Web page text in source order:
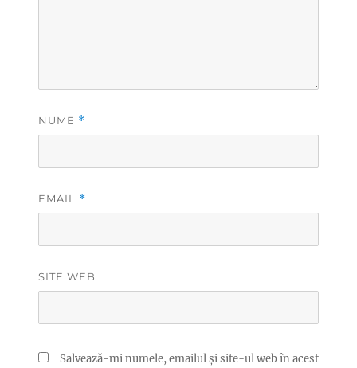
NUME *
EMAIL *
SITE WEB
Salvează-mi numele, emailul și site-ul web în acest